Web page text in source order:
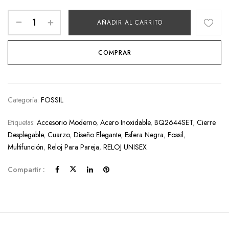
AÑADIR AL CARRITO
COMPRAR
Categoría: FOSSIL
Etiquetas: Accesorio Moderno, Acero Inoxidable, BQ2644SET, Cierre
Desplegable, Cuarzo, Diseño Elegante, Esfera Negra, Fossil,
Multifunción, Reloj Para Pareja, RELOJ UNISEX
Compartir :